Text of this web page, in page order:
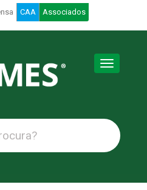
CAA Associados
Toggle